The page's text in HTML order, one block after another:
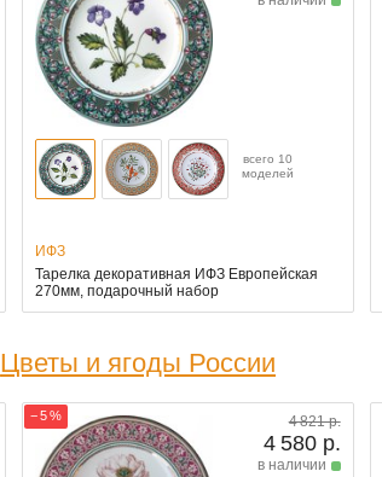
всего 10
моделей
ИФЗ
Тарелка декоративная ИФЗ Европейская
270мм, подарочный набор
Цветы и ягоды России
− 5 % 4 821 р.
4 580 р.
в наличии